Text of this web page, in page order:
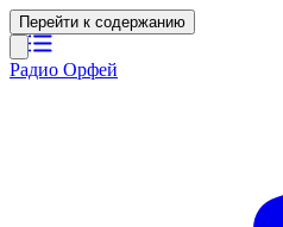
Перейти к содержанию
Радио Орфей